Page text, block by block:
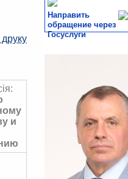
и
Направить
обращение через
Госуслуги